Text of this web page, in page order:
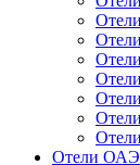
Отели ОАЭ